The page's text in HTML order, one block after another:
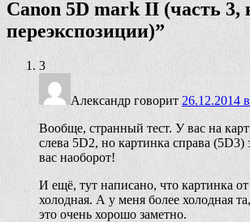
Canon 5D mark II (часть 3,
переэкспозиции)”
3
Александр говорит 26.12.2014
Вообще, странный тест. У вас на
слева 5D2, но картинка справа (5D3)
вас наоборот!
И ещё, тут написано, что картинка
холодная. А у меня более холодная
это очень хорошо заметно.